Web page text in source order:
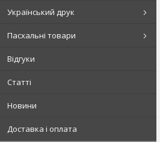
Український друк
Пасхальні товари
Відгуки
Статті
Новини
Доставка і оплата